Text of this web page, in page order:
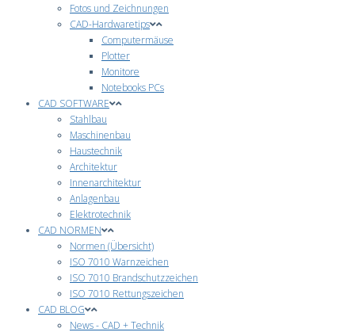
Fotos und Zeichnungen
CAD-Hardwaretips
Computermäuse
Plotter
Monitore
Notebooks PCs
CAD SOFTWARE
Stahlbau
Maschinenbau
Haustechnik
Architektur
Innenarchitektur
Anlagenbau
Elektrotechnik
CAD NORMEN
Normen (Übersicht)
ISO 7010 Warnzeichen
ISO 7010 Brandschutzzeichen
ISO 7010 Rettungszeichen
CAD BLOG
News - CAD + Technik